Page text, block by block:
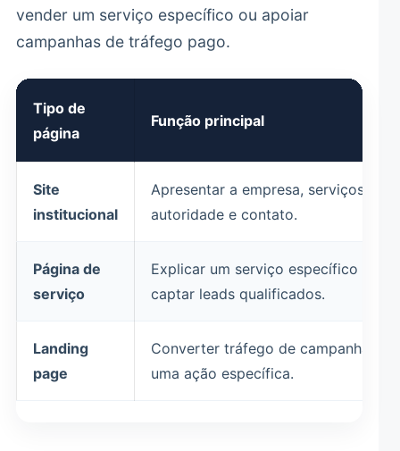
vender um serviço específico ou apoiar
campanhas de tráfego pago.
Tipo de
página
Função principal
Site
institucional
Apresentar a empresa, serviços,
autoridade e contato.
Página de
serviço
Explicar um serviço específico e
captar leads qualificados.
Landing
page
Converter tráfego de campanha em
uma ação específica.